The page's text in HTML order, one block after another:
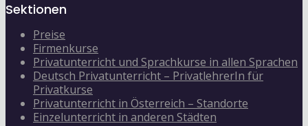
Sektionen
Preise
Firmenkurse
Privatunterricht und Sprachkurse in allen Sprachen
Deutsch Privatunterricht – PrivatlehrerIn für
Privatkurse
Privatunterricht in Österreich – Standorte
Einzelunterricht in anderen Städten